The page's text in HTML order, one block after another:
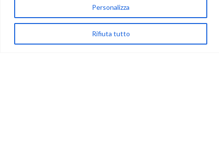
Personalizza
Rifiuta tutto
83024 Monteforte Irpino (AV)
(+39) 081-7777233